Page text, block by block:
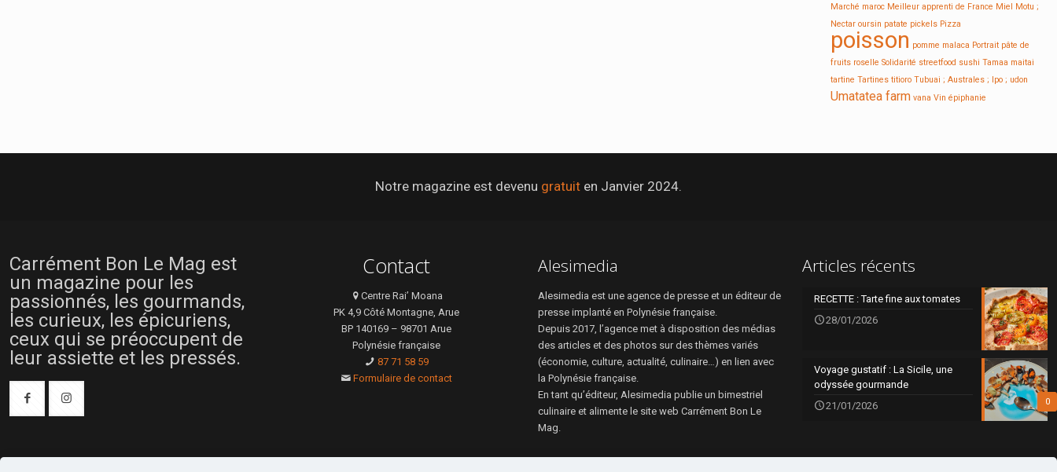
Marché maroc Meilleur apprenti de France Miel Motu ;
Nectar oursin patate pickels Pizza
poisson pomme malaca Portrait pâte de
fruits roselle Solidarité streetfood sushi Tamaa maitai
tartine Tartines titioro Tubuai ; Australes ; Ipo ; udon
Umatatea farm vana Vin épiphanie
Notre magazine est devenu gratuit en Janvier 2024.
Carrément Bon Le Mag est
un magazine pour les
passionnés, les gourmands,
les curieux, les épicuriens,
ceux qui se préoccupent de
leur assiette et les pressés.
Contact
Centre Rai’ Moana
PK 4,9 Côté Montagne, Arue
BP 140169 – 98701 Arue
Polynésie française
87 71 58 59
Formulaire de contact
Alesimedia
Alesimedia est une agence de presse et un éditeur de
presse implanté en Polynésie française.
Depuis 2017, l’agence met à disposition des médias
des articles et des photos sur des thèmes variés
(économie, culture, actualité, culinaire…) en lien avec
la Polynésie française.
En tant qu’éditeur, Alesimedia publie un bimestriel
culinaire et alimente le site web Carrément Bon Le
Mag.
Articles récents
RECETTE : Tarte fine aux tomates
28/01/2026
0
Voyage gustatif : La Sicile, une
odyssée gourmande
21/01/2026